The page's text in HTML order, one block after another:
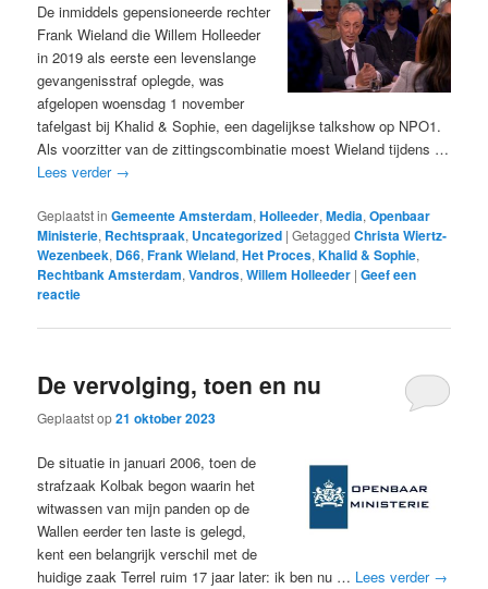
De inmiddels gepensioneerde rechter
Frank Wieland die Willem Holleeder
in 2019 als eerste een levenslange
gevangenisstraf oplegde, was
afgelopen woensdag 1 november
tafelgast bij Khalid & Sophie, een dagelijkse talkshow op NPO1.
Als voorzitter van de zittingscombinatie moest Wieland tijdens …
Lees verder →
Geplaatst in Gemeente Amsterdam,Holleeder,Media,Openbaar
Ministerie, Rechtspraak, Uncategorized |Getagged Christa Wiertz-
Wezenbeek, D66,Frank Wieland,Het Proces,Khalid & Sophie,
Rechtbank Amsterdam,Vandros,Willem Holleeder |Geef een
reactie
De vervolging, toen en nu
Geplaatst op21 oktober 2023
De situatie in januari 2006, toen de
strafzaak Kolbak begon waarin het
witwassen van mijn panden op de
Wallen eerder ten laste is gelegd,
kent een belangrijk verschil met de
huidige zaak Terrel ruim 17 jaar later: ik ben nu … Lees verder →